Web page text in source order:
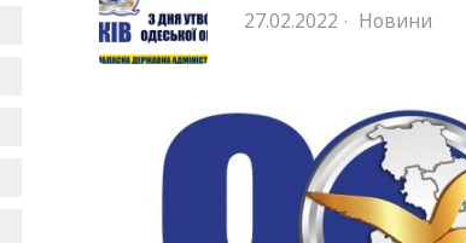
27.02.2022 · Новини